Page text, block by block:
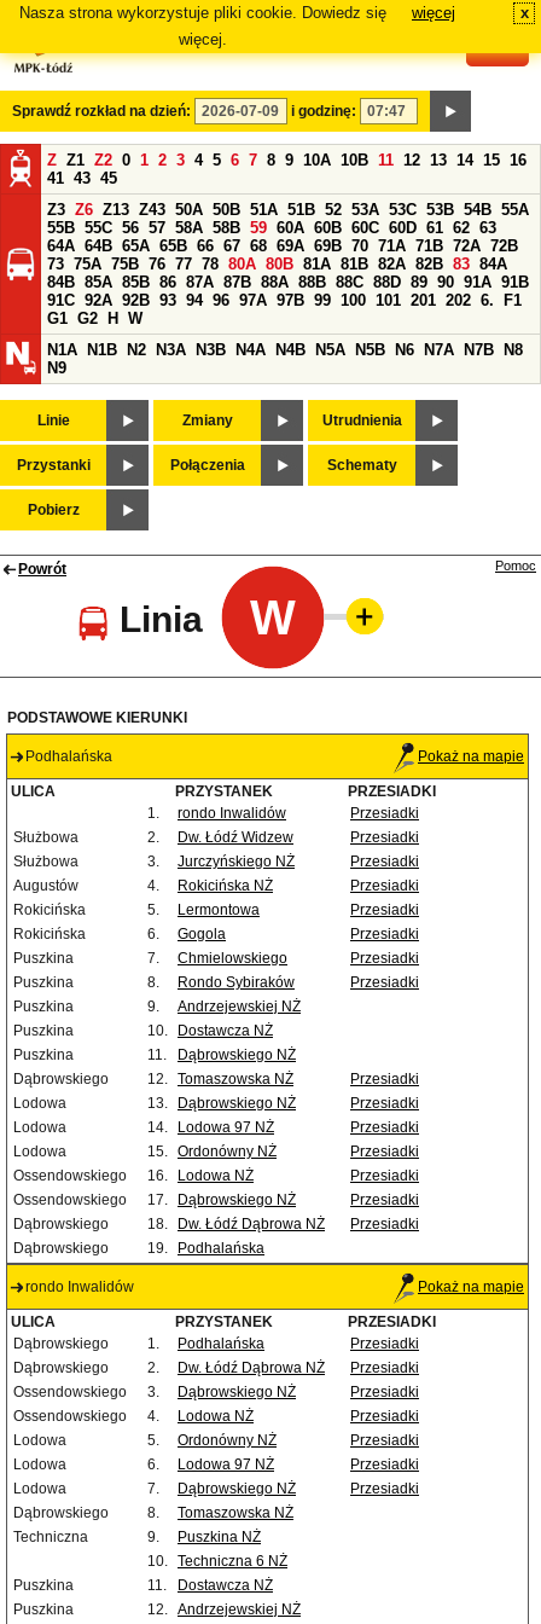
Nasza strona wykorzystuje pliki cookie. Dowiedz się
więcej.
więcej x
Sprawdź rozkład na dzień: i godzinę:
Z Z1 Z2 0 1 2 3 4 5 6 7 8 9 10A 10B 11 12 13 14 15 16
41 43 45
Z3 Z6 Z13 Z43 50A 50B 51A 51B 52 53A 53C 53B 54B 55A
55B 55C 56 57 58A 58B 59 60A 60B 60C 60D 61 62 63
64A 64B 65A 65B 66 67 68 69A 69B 70 71A 71B 72A 72B
73 75A 75B 76 77 78 80A 80B 81A 81B 82A 82B 83 84A
84B 85A 85B 86 87A 87B 88A 88B 88C 88D 89 90 91A 91B
91C 92A 92B 93 94 96 97A 97B 99 100 101 201 202 6.
F1
G1 G2 H
W
N1A
N1B N2 N3A N3B N4A N4B N5A N5B N6 N7A N7B
N8
N9
Linie Zmiany Utrudnienia
Przystanki Połączenia Schematy
Pobierz
Powrót
Linia W
Pomoc
PODSTAWOWE KIERUNKI
Podhalańska Pokaż na mapie
ULICA PRZYSTANEK
PRZESIADKI
1.
rondo Inwalidów
Przesiadki
Służbowa
2. Dw. Łódź Widzew
Przesiadki
Służbowa
3. Jurczyńskiego NŻ
Przesiadki
Augustów
4. Rokicińska NŻ
Przesiadki
Rokicińska
5. Lermontowa
Przesiadki
Rokicińska
6. Gogola
Przesiadki
Puszkina
7. Chmielowskiego
Przesiadki
Puszkina
8. Rondo Sybiraków
Przesiadki
Puszkina
9.
Andrzejewskiej NŻ
Puszkina
10.
Dostawcza NŻ
Puszkina
11.
Dąbrowskiego NŻ
Dąbrowskiego
12. Tomaszowska NŻ
Przesiadki
Lodowa
13. Dąbrowskiego NŻ
Przesiadki
Lodowa
14. Lodowa 97 NŻ
Przesiadki
Lodowa
15. Ordonówny NŻ
Przesiadki
Ossendowskiego
16. Lodowa NŻ
Przesiadki
Ossendowskiego
17. Dąbrowskiego NŻ
Przesiadki
Dąbrowskiego
18. Dw. Łódź Dąbrowa NŻ
Przesiadki
Dąbrowskiego
19. Podhalańska
rondo Inwalidów Pokaż na mapie
ULICA PRZYSTANEK
PRZESIADKI
Dąbrowskiego
1. Podhalańska
Przesiadki
Dąbrowskiego
2. Dw. Łódź Dąbrowa NŻ
Przesiadki
Ossendowskiego
3. Dąbrowskiego NŻ
Przesiadki
Ossendowskiego
4. Lodowa NŻ
Przesiadki
Lodowa
5. Ordonówny NŻ
Przesiadki
Lodowa
6. Lodowa 97 NŻ
Przesiadki
Lodowa
7. Dąbrowskiego NŻ
Przesiadki
Dąbrowskiego
8.
Tomaszowska NŻ
Techniczna
9.
Puszkina NŻ
10. Techniczna 6 NŻ
Puszkina
11.
Dostawcza NŻ
Puszkina
12. Andrzejewskiej NŻ